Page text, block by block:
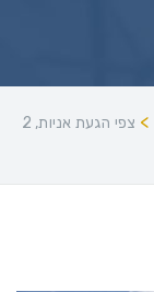
>
צפי הגעת אניות, 2